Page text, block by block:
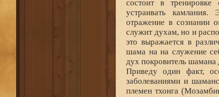
состоит в
устраивать
отражение в сознании
служит духам, но и
это выражается в
шама на на служение
дух покровитель
Приведу один факт,
заболеваниями и
племен тхонга